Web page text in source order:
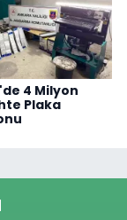
4 Milyon
Plaka